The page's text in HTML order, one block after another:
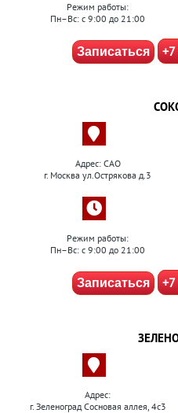
Режим работы:
Пн–Вс: с 9:00 до 21:00
Записаться
Адрес: САО
г. Москва ул.Острякова д.3
Режим работы:
Пн–Вс: с 9:00 до 21:00
Записаться
Адрес:
г. Зеленоград Сосновая аллея, 4с3